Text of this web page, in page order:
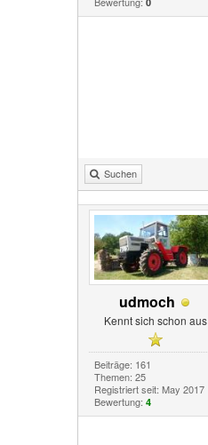
Suchen
udmoch
Kennt sich schon aus
Beiträge: 161
Themen: 25
Registriert seit: May 2017
Bewertung: 4